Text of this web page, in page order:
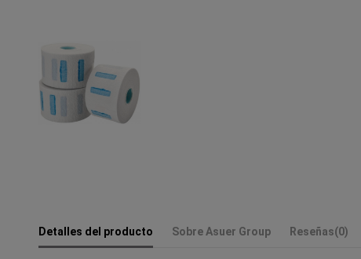
Detalles del producto Sobre Asuer Group Reseñas(0)